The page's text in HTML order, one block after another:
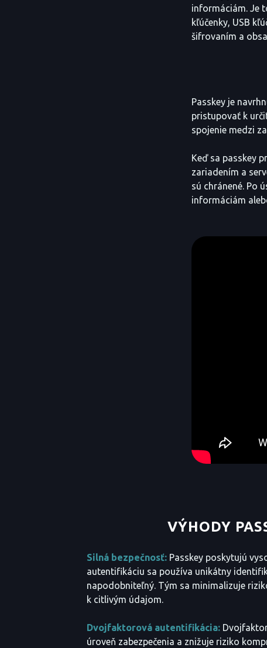
informáciám. Je
kľúčenky, USB
šifrovaním a
Passkey je
pristupovať k
spojenie medzi
Keď sa passkey
zariadením a
sú chránené. Po
informáciám
VÝHODY
Silná bezpečnosť:Passkey poskytujú
autentifikáciu sa používa unikátny
napodobniteľný. Tým sa minimalizuje
k citlivým údajom.
Dvojfaktorová autentifikácia:
úroveň zabezpečenia a znižuje riziko